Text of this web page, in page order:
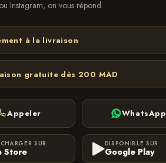
Instagram, on vous répond.
à la livraison
gratuite dès 200 MAD
Appeler WhatsApp
SUR
Store
DISPONIBLE SUR
Google Play